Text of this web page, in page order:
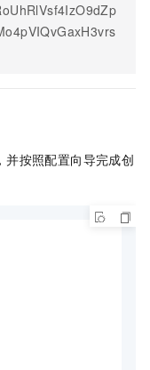
并按照配置向导完成创